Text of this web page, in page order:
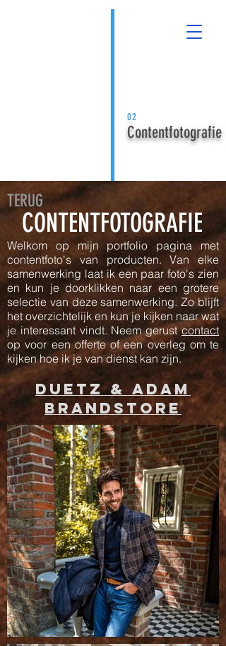
02
Contentfotografie
CONTENTFOTOGRAFIE
TERUG
Welkom op mijn portfolio pagina met
contentfoto's van producten. Van elke
samenwerking laat ik een paar foto's zien
en kun je doorklikken naar een grotere
selectie van deze samenwerking. Zo blijft
het overzichtelijk en kun je kijken naar wat
je interessant vindt. Neem gerustcontact
op voor een offerte of een overleg om te
kijken hoe ik je van dienst kan zijn.
duetz & adam
brandstore